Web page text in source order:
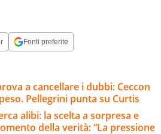
Fonti preferite
a cancellare i dubbi: Ceccon
Pellegrini punta su Curtis
alibi: la scelta a sorpresa e
della verità: “La pressione